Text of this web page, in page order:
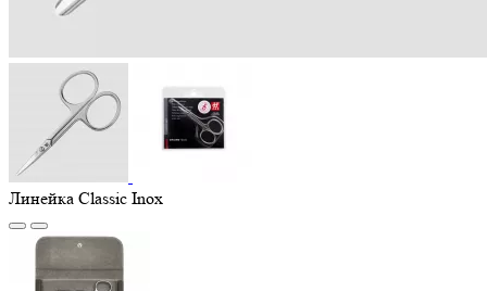
Линейка Classic Inox